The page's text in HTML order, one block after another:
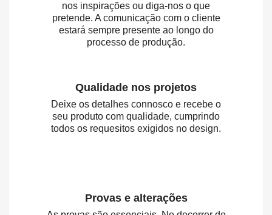
nos inspirações ou diga-nos o que
pretende. A comunicação com o cliente
estará sempre presente ao longo do
processo de produção.
Qualidade nos projetos
Deixe os detalhes connosco e recebe o
seu produto com qualidade, cumprindo
todos os requesitos exigidos no design.
Provas e alterações